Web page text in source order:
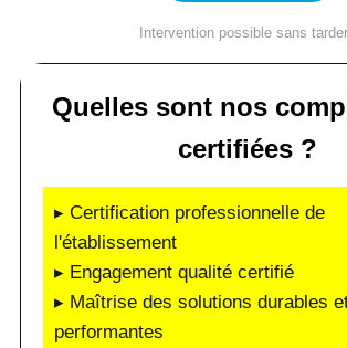
Intervention possible sans
Quelles sont nos
certifiées ?
▸ Certification professionnelle de
l'établissement
▸ Engagement qualité certifié
▸ Maîtrise des solutions durables
performantes